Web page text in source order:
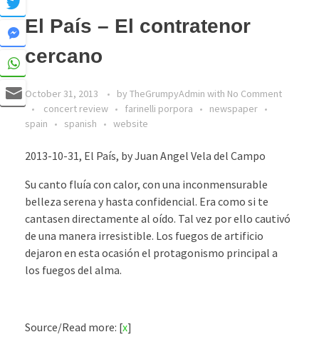
El País – El contratenor
cercano
October 31, 2013 by TheGrumpyAdmin with No Comment
concert review
farinelli porpora
newspaper
spain
spanish website
2013-10-31, El País, by Juan Angel Vela del Campo
Su canto fluía con calor, con una inconmensurable
belleza serena y hasta confidencial. Era como si te
cantasen directamente al oído. Tal vez por ello cautivó
de una manera irresistible. Los fuegos de artificio
dejaron en esta ocasión el protagonismo principal a
los fuegos del alma.
Source/Read more: [x]